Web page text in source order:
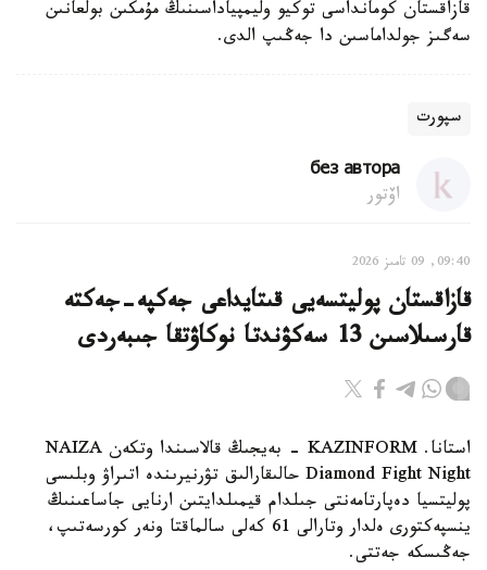
قازاقستان كومانداسى توكيو وليمپياداسىنىڭ مۇمكىن بولعانىن
سەگىز جولداماسىن دا جەڭىپ الدى.
سپورت
без автора
اۆتور
09:40, 09 تامىز 2026
قازاقستان پوليتسەيى قىتايداعى جەكپە-جەكتە
قارسىلاسىن 13 سەكۋندتا نوكاۋتقا جىبەردى
استانا. KAZINFORM - بەيجىڭ قالاسىندا وتكەن NAIZA
Diamond Fight Night حالىقارالىق تۋرنيرىندە اتىراۋ وبلىسى
پوليتسيا دەپارتامەنتى جىلدام قيمىلدايتىن ارنايى جاساعىنىڭ
ينسپەكتورى ەلدار وتارالى 61 كەلى سالماقتا ونەر كورسەتىپ،
جەڭىسكە جەتتى.